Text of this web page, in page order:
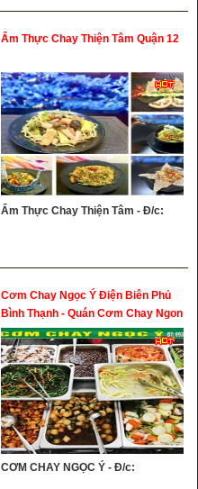
Ẩm Thực Chay Thiện Tâm Quận 12
Ẩm Thực Chay Thiện Tâm - Đ/c:
Cơm Chay Ngọc Ý Điện Biên Phủ
Bình Thạnh - Quán Cơm Chay Ngon
Quận Bình Thạnh
CƠM CHAY NGỌC Ý - Đ/c: